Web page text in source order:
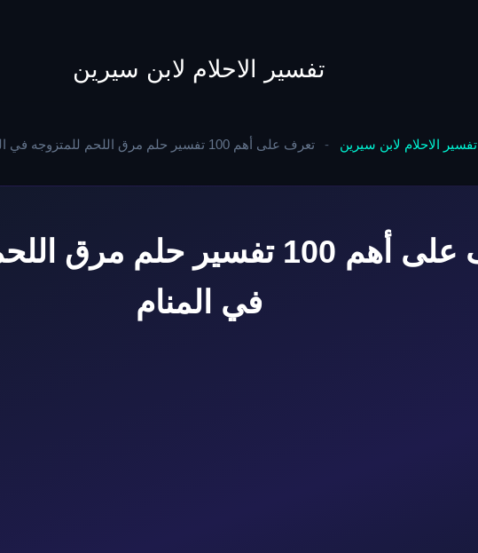
تفسير الاحلام لابن سيرين
تفسير الاحلام لابن سيرين - تعرف على أهم 100 تفسير حلم مرق اللحم للمتزوجه في المنام
تعرف على أهم 100 تفسير حلم
في المنام